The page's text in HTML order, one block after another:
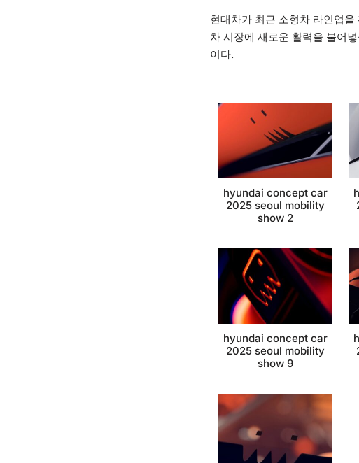
현대차가 최근 소형차 라인업
차 시장에 새로운 활력을 불어
이다.
hyundai concept car
2025 seoul mobility
show 2
hyundai concept car
2025 seoul mobility
show 9